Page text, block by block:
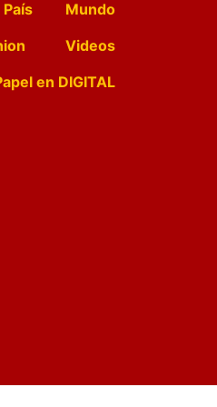
País
Mundo
Videos
en DIGITAL